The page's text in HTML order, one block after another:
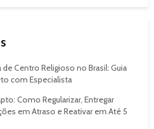
de Centro Religioso no Brasil: Guia
com Especialista
Como Regularizar, Entregar
em Atraso e Reativar em Até 5